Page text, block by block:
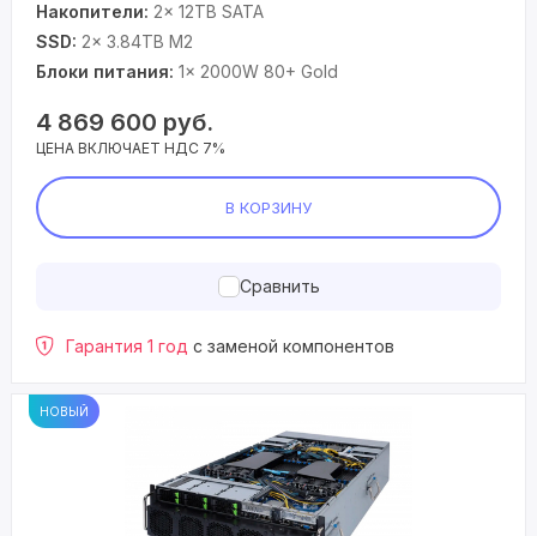
Накопители: 2× 12TB SATA
SSD: 2× 3.84TB M2
Блоки питания: 1× 2000W 80+ Gold
4 869 600 руб.
ЦЕНА ВКЛЮЧАЕТ НДС 7%
В КОРЗИНУ
Сравнить
Гарантия 1 год с заменой компонентов
НОВЫЙ